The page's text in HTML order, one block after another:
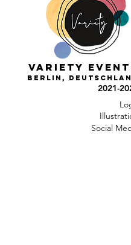
variety
Berlin,
2021-
Social